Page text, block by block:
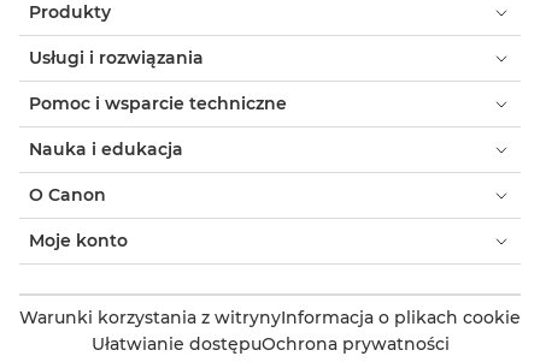
Produkty
Usługi i rozwiązania
Pomoc i wsparcie techniczne
Nauka i edukacja
O Canon
Moje konto
Warunki korzystania z witrynyInformacja o plikach cookie
Ułatwianie dostępuOchrona prywatności